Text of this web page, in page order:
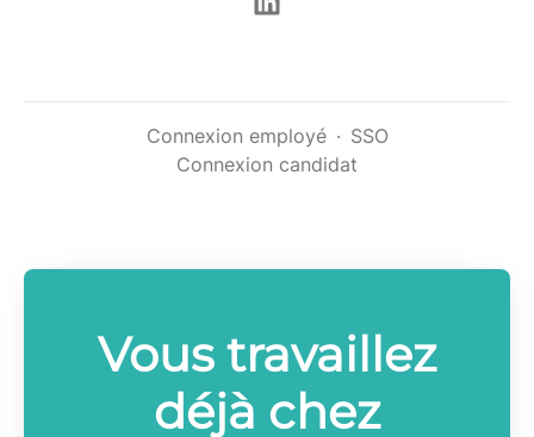
Connexion employé · SSO
Connexion candidat
Vous travaillez
déjà chez